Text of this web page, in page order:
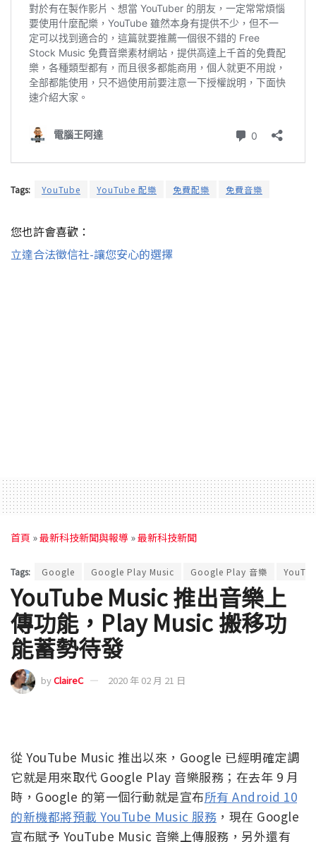
Tags: YouTube YouTube 配樂 免費配樂 免費音樂
您也許會喜歡：
立達合法徵信社-讓您安心的選擇
首頁 »最新科技新聞與報導 »最新科技新聞
Tags: Google Google Play Music Google Play 音樂
YouTube Music 推出音樂上
傳功能，Play Music 搬移功
能蓄勢待發
byClaireC 2020 年 02 月 21 日
從 YouTube Music 推出以來，Google 已經明確定調
它就是用來取代 Google Play 音樂服務；在去年 9 月
時，Google 的第一個行動就是宣布所有 Android 10
的新機都將預載 YouTube Music 服務 ，現在 Google
宣布賦予 YouTube Music 音樂上傳服務，另外還有